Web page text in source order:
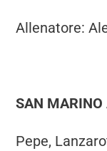
Allenatore:
SAN MARINO
Pepe,